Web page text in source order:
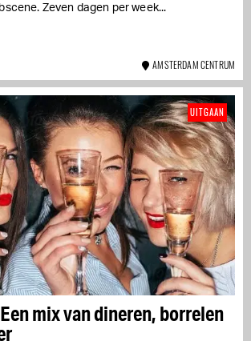
Zeven dagen per week...
AMSTERDAM CENTRUM
mix van dineren, borrelen
UITGAAN